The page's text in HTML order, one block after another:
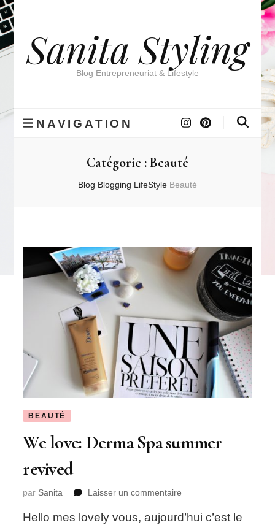
Sanita Styling
Blog Entrepreneuriat & Lifestyle
NAVIGATION
Catégorie :Beauté
Blog Blogging LifeStyle Beauté
BEAUTÉ
We love: Derma Spa summer
revived
par Sanita Laisser un commentaire
love:
Hello mes lovely vous, aujourd’hui c’est le